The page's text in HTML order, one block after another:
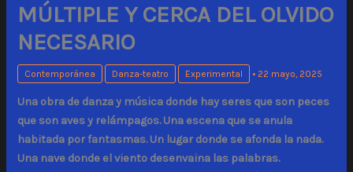
MÚLTIPLE Y CERCA DEL OLVIDO
NECESARIO
Contemporánea Danza-teatro Experimental • 22 mayo, 2025
Una obra de danza y música donde hay seres que son peces
que son aves y relámpagos. Una escena que se anula
habitada por fantasmas. Un lugar donde se afonda la nada.
Una nave donde el viento desenvaina las palabras.